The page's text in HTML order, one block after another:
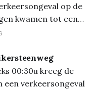
op de
kwamen tot een
voertuig in de
naar het ziekenhuis
werd getakeld. *
21:30u was er een
00:30u kreeg de
een verkeersongeval